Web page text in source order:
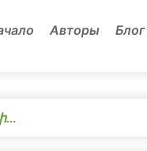
Авторы Блог